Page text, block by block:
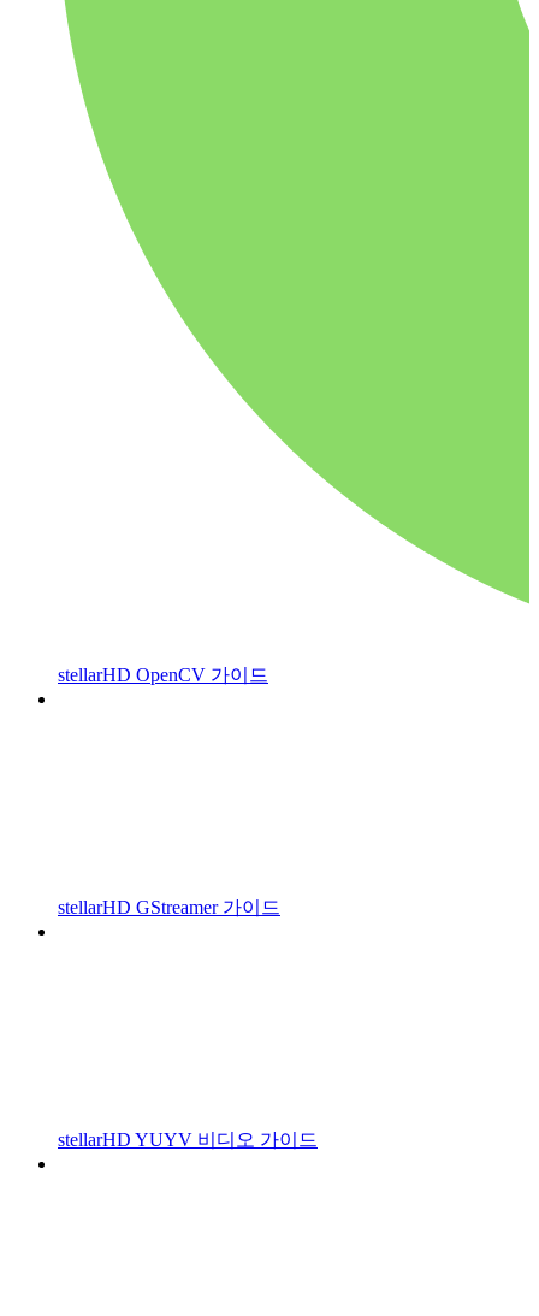
stellarHD OpenCV 가이드
stellarHD GStreamer 가이드
stellarHD YUYV 비디오 가이드